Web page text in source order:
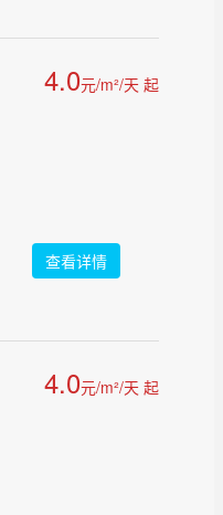
4.0元/m²/天 起
查看详情
4.0元/m²/天 起